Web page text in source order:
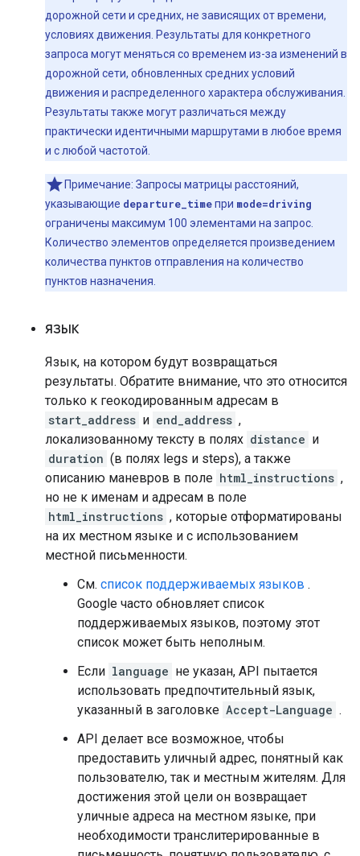
дорожной сети и средних, не зависящих от времени,
условиях движения. Результаты для конкретного
запроса могут меняться со временем из-за изменений в
дорожной сети, обновленных средних условий
движения и распределенного характера обслуживания.
Результаты также могут различаться между
практически идентичными маршрутами в любое время
и с любой частотой.
Примечание: Запросы матрицы расстояний,
указывающие departure_timeпри mode=driving
ограничены максимум 100 элементами на запрос.
Количество элементов определяется произведением
количества пунктов отправления на количество
пунктов назначения.
язык
Язык, на котором будут возвращаться
результаты. Обратите внимание, что это относится
только к геокодированным адресам в
start_address и end_address ,
локализованному тексту в полях distance и
duration (в полях legs и steps), а также
описанию маневров в поле html_instructions ,
но не к именам и адресам в поле
html_instructions , которые отформатированы
на их местном языке и с использованием
местной письменности.
См. список поддерживаемых языков .
Google часто обновляет список
поддерживаемых языков, поэтому этот
список может быть неполным.
Если language не указан, API пытается
использовать предпочтительный язык,
указанный в заголовке Accept-Language .
API делает все возможное, чтобы
предоставить уличный адрес, понятный как
пользователю, так и местным жителям. Для
достижения этой цели он возвращает
уличные адреса на местном языке, при
необходимости транслитерированные в